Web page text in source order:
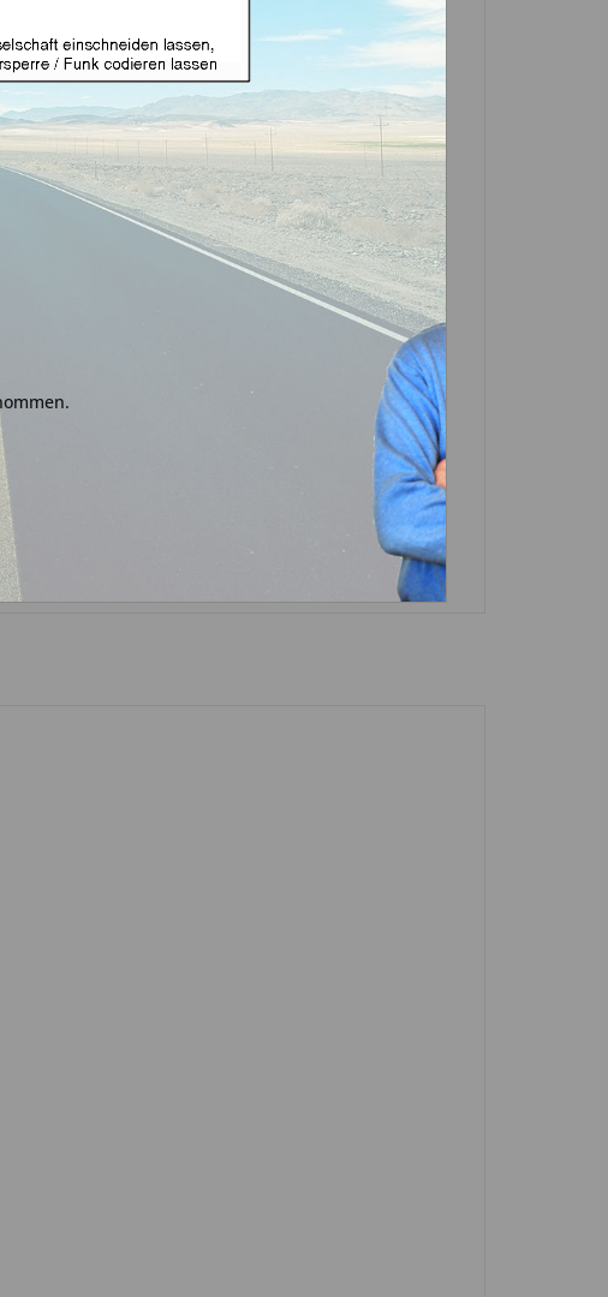
geeignet für
2009-2015
zum Artikel?